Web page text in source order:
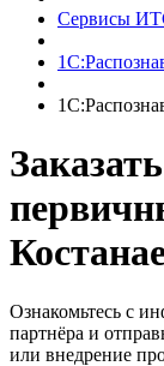
Сервисы
Ознакомьтесь с
партнёра и
или внедрение